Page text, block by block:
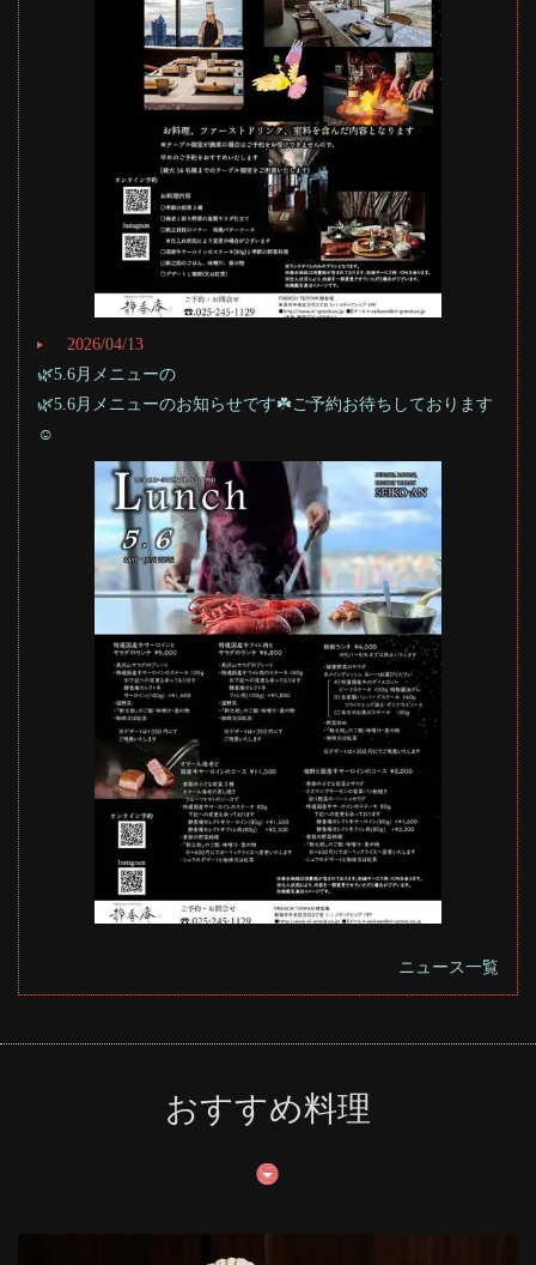
2026/04/13
🌿5.6月メニューの
🌿5.6月メニューのお知らせです☘️ご予約お待ちしております
☺️
ニュース一覧
おすすめ料理